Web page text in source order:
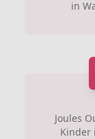
in
Joules
Kinder